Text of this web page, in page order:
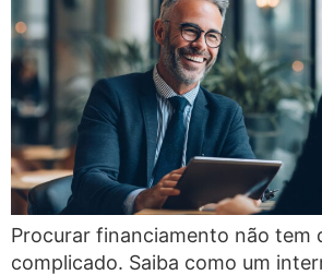
Procurar financiamento não tem
complicado. Saiba como um